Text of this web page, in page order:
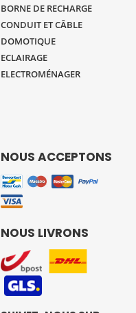
BORNE DE RECHARGE
CONDUIT ET CÂBLE
DOMOTIQUE
ECLAIRAGE
ELECTROMÉNAGER
NOUS ACCEPTONS
NOUS LIVRONS